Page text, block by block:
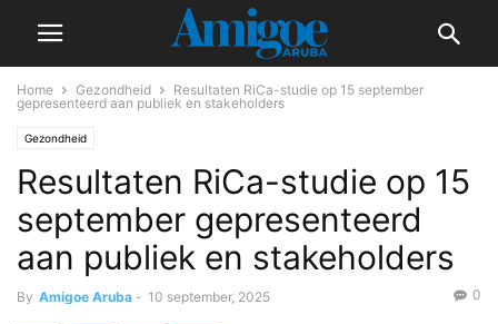
Home Gezondheid
Resultaten RiCa-studie op 15 september
gepresenteerd aan publiek en stakeholders
Gezondheid
Resultaten RiCa-studie op 15
september gepresenteerd
aan publiek en stakeholders
By Amigoe Aruba - 10 september, 2025 0